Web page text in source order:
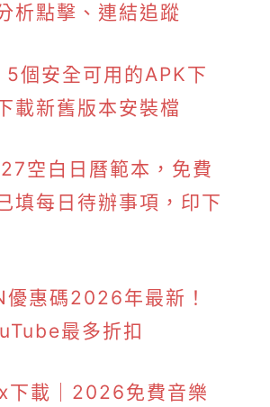
析點擊、連結追蹤
5個安全可用的APK下
載新舊版本安裝檔
空白日曆範本，免費
填每日待辦事項，印下
惠碼2026年最新！
最多折扣
載｜2026免費音樂